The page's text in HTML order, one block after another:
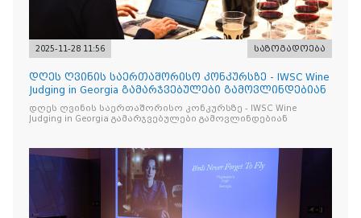
2025-11-28 11:56 საზოგადოება
დღეს ღვინის საერთაშორისო კონკურსზე - IWSC Wine
Judging in Georgia გამარჯვებულები გამოვლინდებიან
დღეს ღვინის საერთაშორისო კონკურსზე - IWSC Wine
Judging in Georgia გამარჯვებულები გამოვლინდებიან